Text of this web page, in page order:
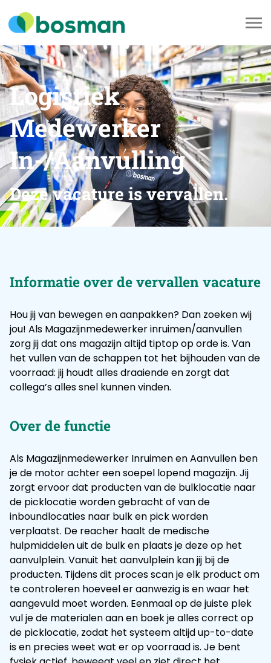
Logistiek
Medewerker
In-/Aanvulling
Deze vacature is vervallen.
Informatie over de vervallen vacature
Hou jij van bewegen en aanpakken? Dan zoeken wij
jou! Als Magazijnmedewerker inruimen/aanvullen
zorg jij dat ons magazijn altijd tiptop op orde is. Van
het vullen van de schappen tot het bijhouden van de
voorraad: jij houdt alles draaiende en zorgt dat
collega’s alles snel kunnen vinden.
Over de functie
Als Magazijnmedewerker Inruimen en Aanvullen ben
je de motor achter een soepel lopend magazijn. Jij
zorgt ervoor dat producten van de bulklocatie naar
de picklocatie worden gebracht of van de
inboundlocaties naar bulk en pick worden
verplaatst. De reacher haalt de medische
hulpmiddelen uit de bulk en plaats je deze op het
aanvulplein. Vanuit het aanvulplein kan jij bij de
producten. Tijdens dit proces scan je elk product om
te controleren hoeveel er aanwezig is en waar het
aangevuld moet worden. Eenmaal op de juiste plek
vul je de materialen aan en boek je alles correct op
de picklocatie, zodat het systeem altijd up-to-date
is en precies weet wat er op voorraad is. Je bent